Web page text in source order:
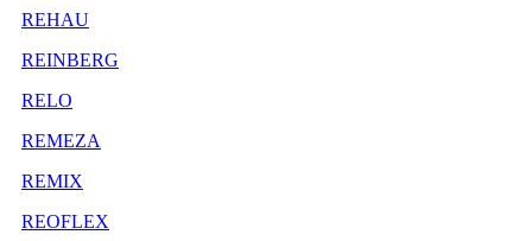
REHAU
REINBERG
RELO
REMEZA
REMIX
REOFLEX